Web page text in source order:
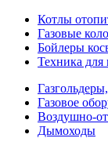
Котлы
Газовые
Бойлеры
Техника для
Газовое
Воздушно-
Дымоходы